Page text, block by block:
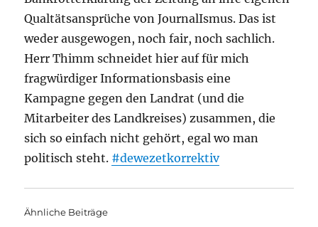
Qualtätsansprüche von JournalIsmus. Das ist
weder ausgewogen, noch fair, noch sachlich.
Herr Thimm schneidet hier auf für mich
fragwürdiger Informationsbasis eine
Kampagne gegen den Landrat (und die
Mitarbeiter des Landkreises) zusammen, die
sich so einfach nicht gehört, egal wo man
politisch steht. #dewezetkorrektiv
Ähnliche Beiträge